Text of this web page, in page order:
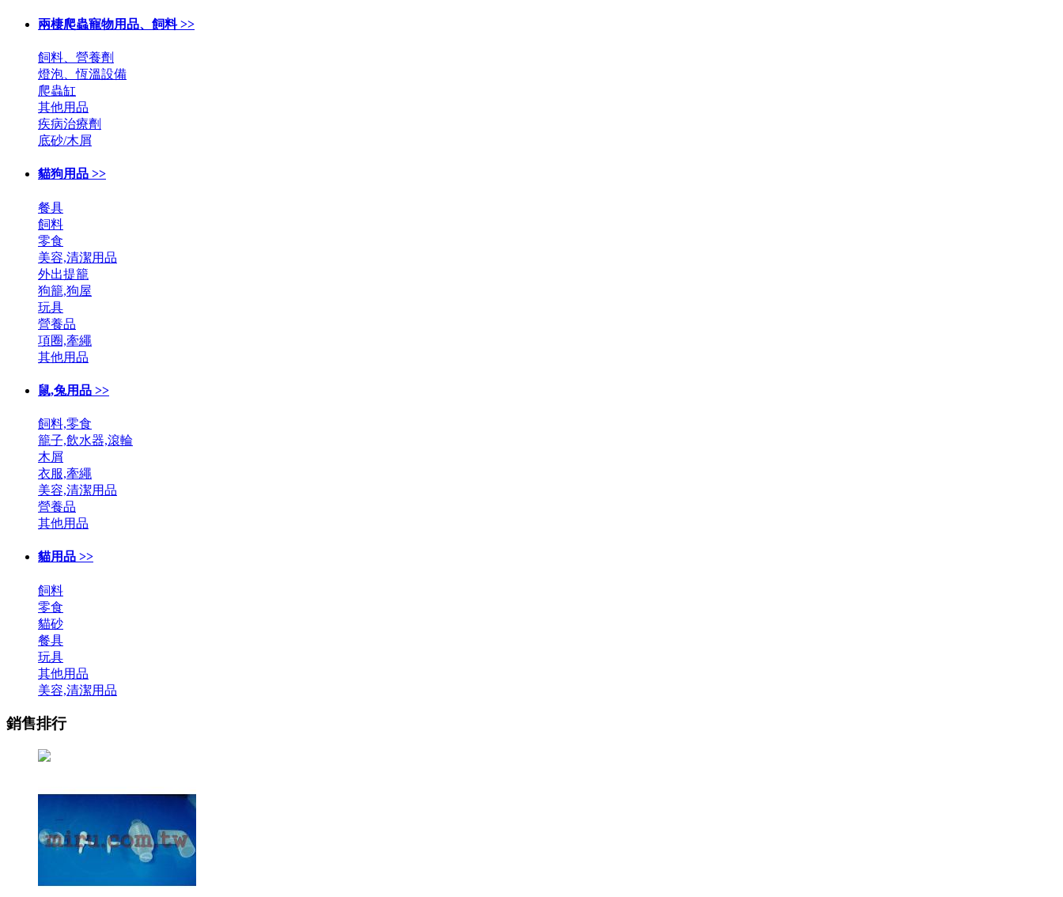
兩棲爬蟲寵物用品、飼料 >>
飼料、營養劑
燈泡、恆溫設備
爬蟲缸
其他用品
疾病治療劑
底砂/木屑
貓狗用品 >>
餐具
飼料
零食
美容,清潔用品
外出提籠
狗籠,狗屋
玩具
營養品
項圈,牽繩
其他用品
鼠,兔用品 >>
飼料,零食
籠子,飲水器,滾輪
木屑
衣服,牽繩
美容,清潔用品
營養品
其他用品
貓用品 >>
飼料
零食
貓砂
餐具
玩具
其他用品
美容,清潔用品
銷售排行